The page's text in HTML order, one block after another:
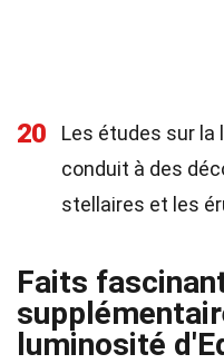
20
Les études sur la
conduit à des
stellaires et les
Faits
luminosité